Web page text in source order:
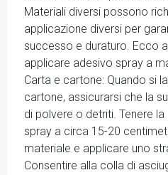
Materiali diversi possono
applicazione diversi per
successo e duraturo. Ecco
applicare adesivo spray a
Carta e cartone: Quando si
cartone, assicurarsi che la
di polvere o detriti. Tenere
spray a circa 15-20
materiale e applicare uno
Consentire alla colla di